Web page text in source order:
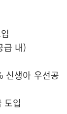
급 내)
신생아 우선공
도입